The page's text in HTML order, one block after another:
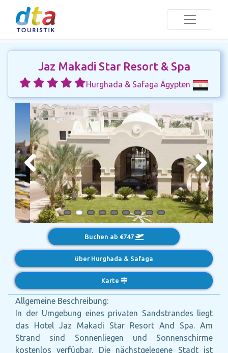
Jaz Makadi Star Resort & Spa
Hurghada & Safaga Ägypten
Previous Next
Buchen ab €747
über Hurghada & Safaga
Karte
Allgemeine Beschreibung:
In der Umgebung eines privaten Sandstrandes liegt
das Hotel Jaz Makadi Star Resort And Spa. Am
Strand sind Sonnenliegen und Sonnenschirme
kostenlos verfügbar. Die nächstgelegene Stadt ist